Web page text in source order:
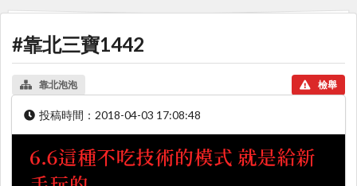
#靠北三寶1442
靠北泡泡 檢舉
投稿時間： 2018-04-03 17:08:48